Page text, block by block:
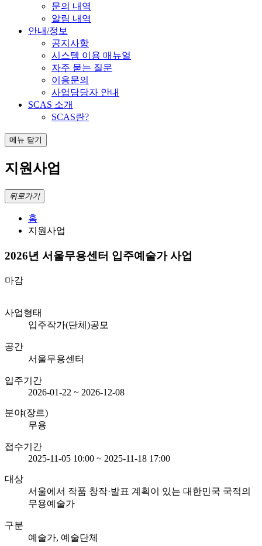
문의 내역
알림 내역
안내/정보
공지사항
시스템 이용 매뉴얼
자주 묻는 질문
이용문의
사업담당자 안내
SCAS 소개
SCAS란?
메뉴 닫기
지원사업
뒤로가기
홈
지원사업
2026년 서울무용센터 입주예술가 사업
마감
사업형태
입주작가(단체)공모
공간
서울무용센터
입주기간
2026-01-22 ~ 2026-12-08
분야(장르)
무용
접수기간
2025-11-05 10:00 ~ 2025-11-18 17:00
대상
서울에서 작품 창작·발표 계획이 있는 대한민국 국적의
무용예술가
구분
예술가, 예술단체